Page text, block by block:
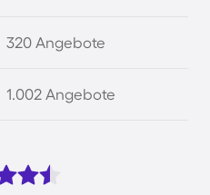
320 Angebote
1.002 Angebote